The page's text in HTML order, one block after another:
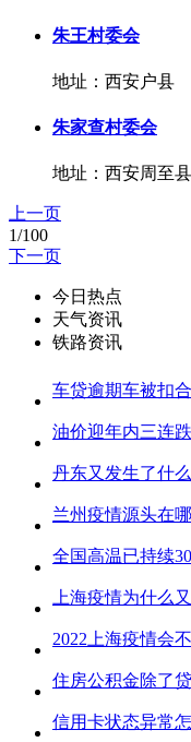
朱王村委会
地址：西安户县
朱家查村委会
地址：西安周至县
上一页
1/100
下一页
今日热点
天气资讯
铁路资讯
车贷逾期车被扣
油价迎年内三连
丹东又发生了什
兰州疫情源头在
全国高温已持续
上海疫情为什么
2022上海疫情会
住房公积金除了
信用卡状态异常